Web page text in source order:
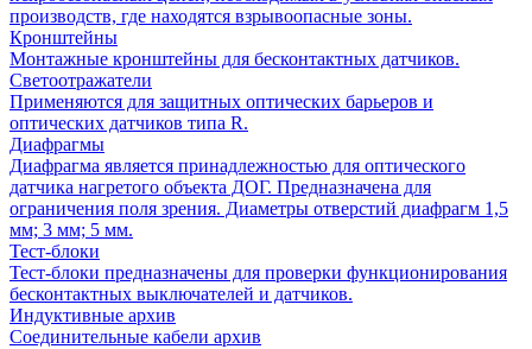
производств, где находятся взрывоопасные зоны.
Кронштейны
Монтажные кронштейны для бесконтактных датчиков.
Светоотражатели
Применяются для защитных оптических барьеров и
оптических датчиков типа R.
Диафрагмы
Диафрагма является принадлежностью для оптического
датчика нагретого объекта ДОГ. Предназначена для
ограничения поля зрения. Диаметры отверстий диафрагм 1,5
мм; 3 мм; 5 мм.
Тест-блоки
Тест-блоки предназначены для проверки функционирования
бесконтактных выключателей и датчиков.
Индуктивные архив
Соединительные кабели архив